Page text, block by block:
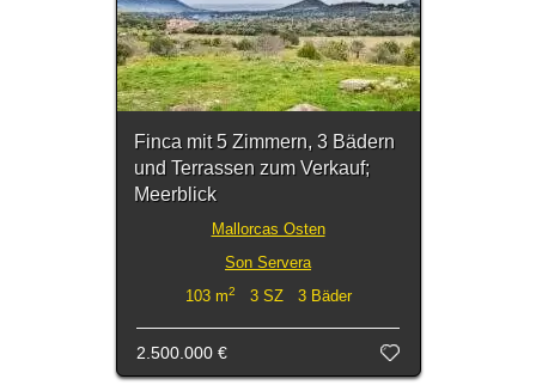
Finca mit 5 Zimmern, 3 Bädern
und Terrassen zum Verkauf;
Meerblick
Mallorcas Osten
Son Servera
103 m2 3 SZ 3 Bäder
2.500.000 €